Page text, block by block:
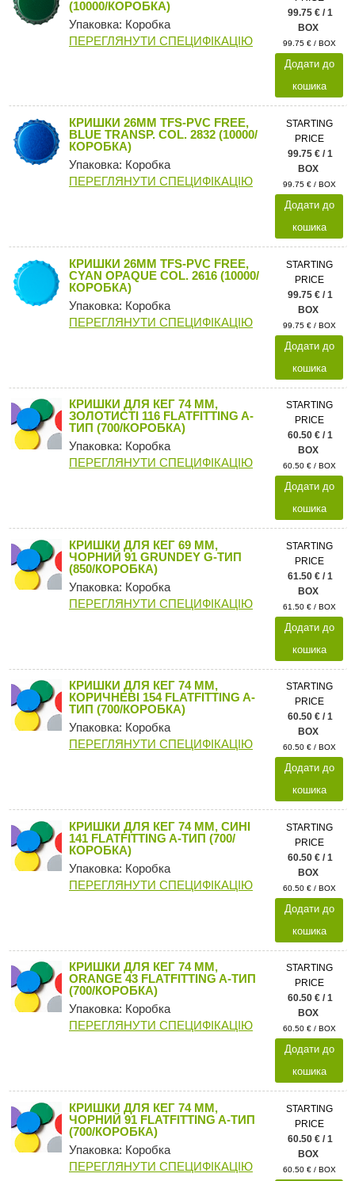
(10000/КОРОБКА)
Упаковка: Коробка
ПЕРЕГЛЯНУТИ СПЕЦИФІКАЦІЮ
99.75 € / 1
BOX
99.75 € / BOX
Додати до
кошика
КРИШКИ 26MM TFS-PVC FREE,
BLUE TRANSP. COL. 2832 (10000/
КОРОБКА)
Упаковка: Коробка
ПЕРЕГЛЯНУТИ СПЕЦИФІКАЦІЮ
STARTING
PRICE
99.75 € / 1
BOX
99.75 € / BOX
Додати до
кошика
КРИШКИ 26MM TFS-PVC FREE,
CYAN OPAQUE COL. 2616 (10000/
КОРОБКА)
Упаковка: Коробка
ПЕРЕГЛЯНУТИ СПЕЦИФІКАЦІЮ
STARTING
PRICE
99.75 € / 1
BOX
99.75 € / BOX
Додати до
кошика
КРИШКИ ДЛЯ КЕГ 74 ММ,
ЗОЛОТИСТІ 116 FLATFITTING A-
ТИП (700/КОРОБКА)
Упаковка: Коробка
ПЕРЕГЛЯНУТИ СПЕЦИФІКАЦІЮ
STARTING
PRICE
60.50 € / 1
BOX
60.50 € / BOX
Додати до
кошика
КРИШКИ ДЛЯ КЕГ 69 ММ,
ЧОРНИЙ 91 GRUNDEY G-ТИП
(850/КОРОБКА)
Упаковка: Коробка
ПЕРЕГЛЯНУТИ СПЕЦИФІКАЦІЮ
STARTING
PRICE
61.50 € / 1
BOX
61.50 € / BOX
Додати до
кошика
КРИШКИ ДЛЯ КЕГ 74 ММ,
КОРИЧНЕВІ 154 FLATFITTING A-
ТИП (700/КОРОБКА)
Упаковка: Коробка
ПЕРЕГЛЯНУТИ СПЕЦИФІКАЦІЮ
STARTING
PRICE
60.50 € / 1
BOX
60.50 € / BOX
Додати до
кошика
КРИШКИ ДЛЯ КЕГ 74 ММ, СИНІ
141 FLATFITTING A-ТИП (700/
КОРОБКА)
Упаковка: Коробка
ПЕРЕГЛЯНУТИ СПЕЦИФІКАЦІЮ
STARTING
PRICE
60.50 € / 1
BOX
60.50 € / BOX
Додати до
кошика
КРИШКИ ДЛЯ КЕГ 74 ММ,
ORANGE 43 FLATFITTING A-ТИП
(700/КОРОБКА)
Упаковка: Коробка
ПЕРЕГЛЯНУТИ СПЕЦИФІКАЦІЮ
STARTING
PRICE
60.50 € / 1
BOX
60.50 € / BOX
Додати до
кошика
КРИШКИ ДЛЯ КЕГ 74 ММ,
ЧОРНИЙ 91 FLATFITTING A-ТИП
(700/КОРОБКА)
Упаковка: Коробка
ПЕРЕГЛЯНУТИ СПЕЦИФІКАЦІЮ
STARTING
PRICE
60.50 € / 1
BOX
60.50 € / BOX